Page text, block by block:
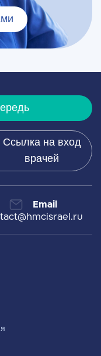
Ссылка на вход
врачей
Email